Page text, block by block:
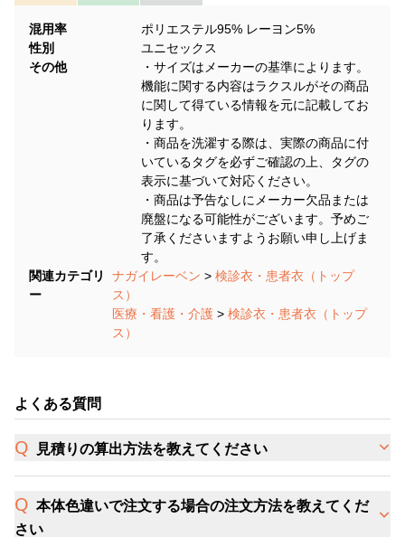
混用率
ポリエステル95% レーヨン5%
性別
ユニセックス
その他
・サイズはメーカーの基準によります。
機能に関する内容はラクスルがその商品
に関して得ている情報を元に記載してお
ります。
・商品を洗濯する際は、実際の商品に付
いているタグを必ずご確認の上、タグの
表示に基づいて対応ください。
・商品は予告なしにメーカー欠品または
廃盤になる可能性がございます。予めご
了承くださいますようお願い申し上げま
す。
関連カテゴリ
ー
ナガイレーベン >検診衣・患者衣（トップ
ス）
医療・看護・介護 >検診衣・患者衣（トップ
ス）
よくある質問
見積りの算出方法を教えてください
本体色違いで注文する場合の注文方法を教えてくだ
さい